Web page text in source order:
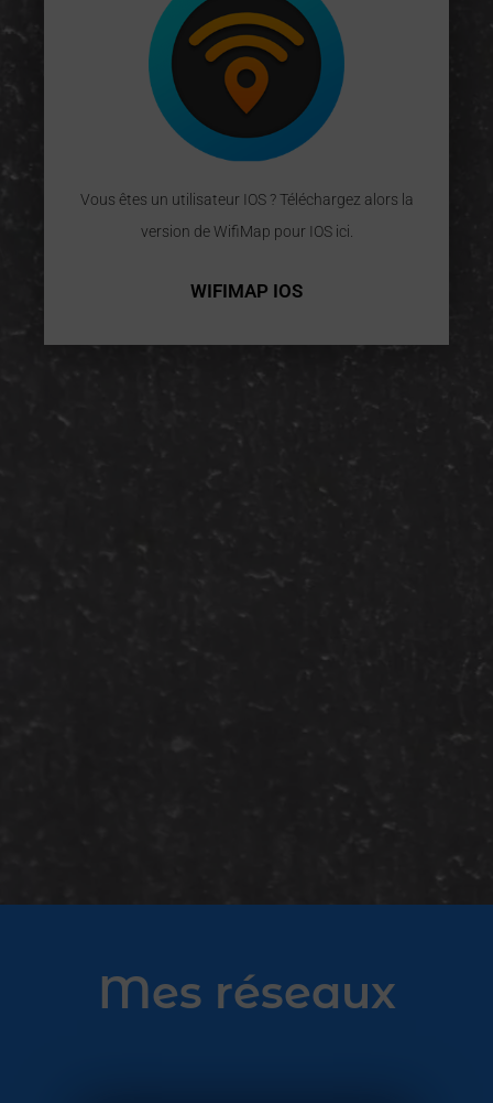
Vous êtes un utilisateur IOS ? Téléchargez alors la
version de WifiMap pour IOS ici.
WIFIMAP IOS
Mes réseaux